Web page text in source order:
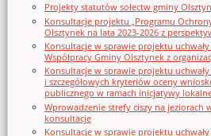
Projekty statutów sołectw gminy
Konsultacje projektu „Programu
Olsztynek na lata 2023-2026 z
Konsultacje w sprawie projektu
Współpracy Gminy Olsztynek z
Konsultacje w sprawie projektu
i szczegółowych kryteriów oceny
publicznego w ramach inicjatywy
Wprowadzenie strefy ciszy na jeziorach
konsultacje
Konsultacje w sprawie projektu